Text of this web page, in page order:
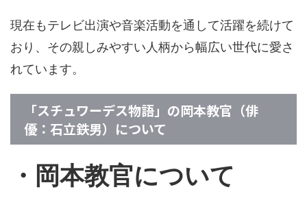
現在もテレビ出演や音楽活動を通して活躍を続けて
おり、その親しみやすい人柄から幅広い世代に愛さ
れています。
「スチュワーデス物語」の岡本教官（俳
優：石立鉄男）について
・岡本教官について